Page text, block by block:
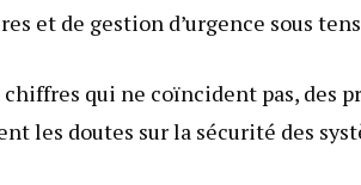
et de gestion d’urgence sous
qui ne coïncident pas, des
les doutes sur la sécurité des